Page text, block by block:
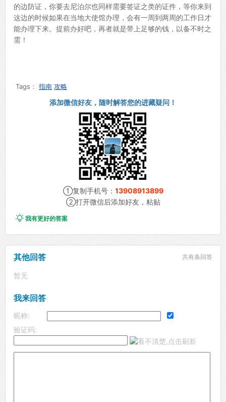
的边防证，你要去尼泊尔也同样需要签证之类的证件，等你来到
这边的时候如果在当地大使馆办理，会有一周到两周的工作日才
能办理下来。提前办好吧，再者就是带上足够的钱，以备不时之
需！
Tags： 指南 攻略
添加微信好友，随时解答您的进藏疑问！
①复制手机号： 13908913899
②打开微信后添加好友，粘贴
我有更好的答案
其他回答 共有条回答
暂无
我来回答
昵称:
验证码: